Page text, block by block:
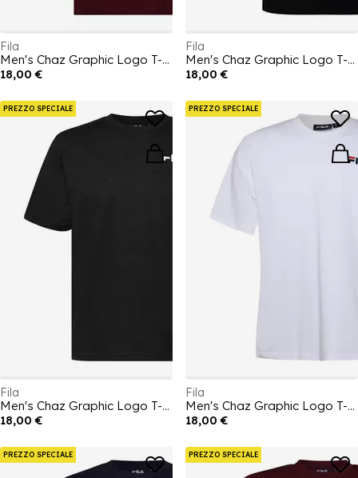
Fila
Men's Chaz Graphic Logo T-Shirt
18,00 €
Fila
Men's Chaz Graphic Logo T-Shirt
18,00 €
PREZZO SPECIALE
Fila
Men's Chaz Graphic Logo T-Shirt
18,00 €
PREZZO SPECIALE
Fila
Men's Chaz Graphic Logo T-Shirt
18,00 €
PREZZO SPECIALE PREZZO SPECIALE